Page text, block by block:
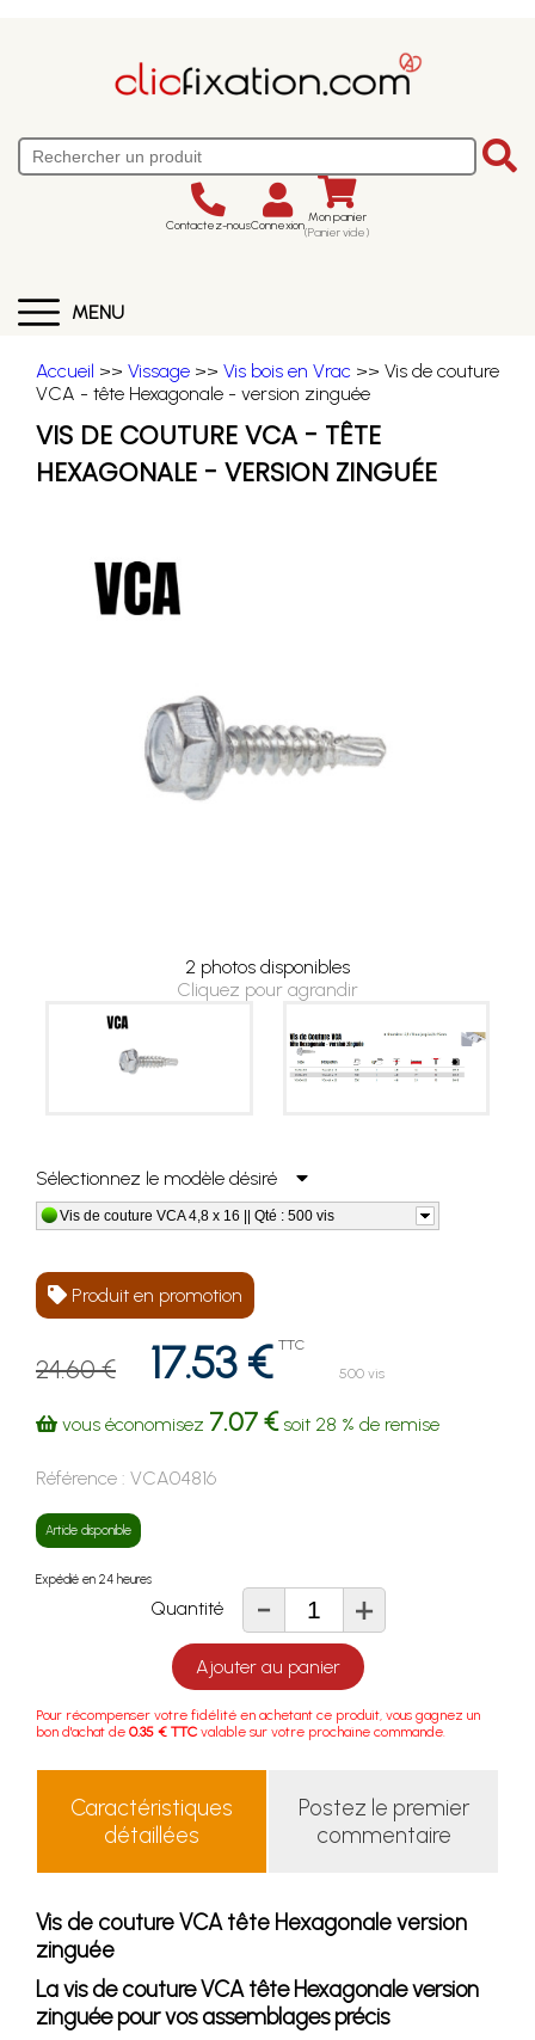
Contactez-nousConnexion Mon panier
(Panier vide)
MENU
Accueil >> Vissage >> Vis bois en Vrac >> Vis de couture
VCA - tête Hexagonale - version zinguée
VIS DE COUTURE VCA - TÊTE
HEXAGONALE - VERSION ZINGUÉE
2 photos disponibles
Cliquez pour agrandir
Sélectionnez le modèle désiré
Vis de couture VCA 4,8 x 16 || Qté : 500 vis
Produit en promotion
24.60 € 17.53 € TTC
500 vis
vous économisez 7.07 €soit 28 % de remise
Référence : VCA04816
Article disponible
Expédié en 24 heures
Quantité - +
Ajouter au panier
Pour récompenser votre fidélité en achetant ce produit, vous gagnez un
bon d'achat de 0.35 € TTC valable sur votre prochaine commande.
Caractéristiques
détaillées
Postez le premier
commentaire
Vis de couture VCA tête Hexagonale version
zinguée
La vis de couture VCA tête Hexagonale version
zinguée pour vos assemblages précis